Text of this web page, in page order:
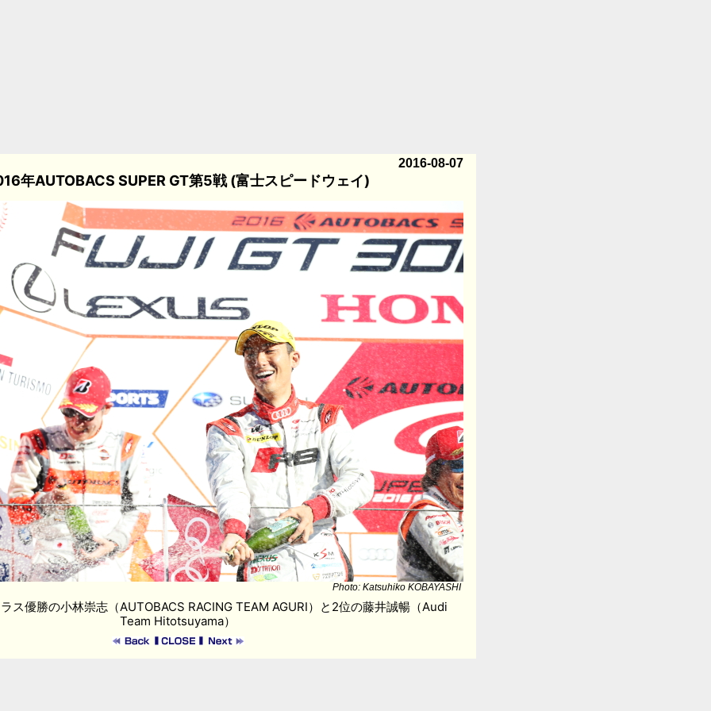
2016-08-07
年AUTOBACS SUPER GT第5戦 (富士スピードウェイ)
Photo: Katsuhiko KOBAYASHI
ス優勝の小林崇志（AUTOBACS RACING TEAM AGURI）と2位の藤井誠暢（Audi
Team Hitotsuyama）